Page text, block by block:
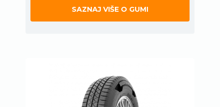
SAZNAJ VIŠE O GUMI